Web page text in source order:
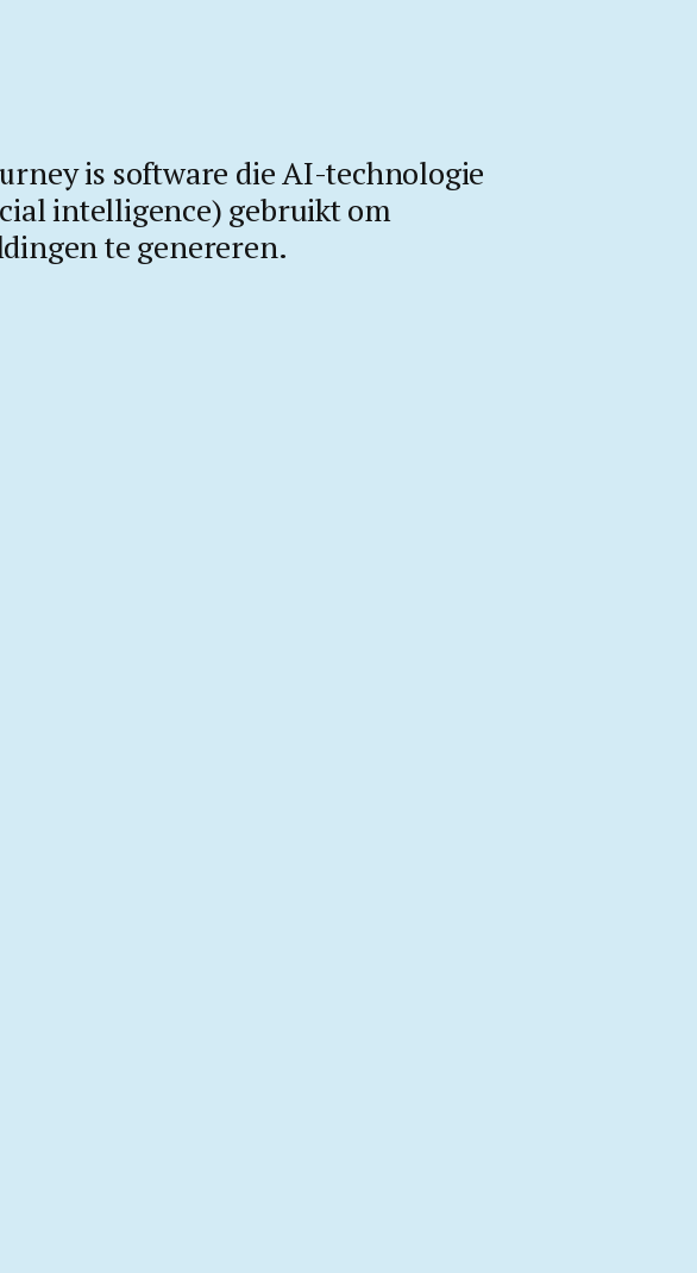
is software die AI-technologie
intelligence) gebruikt om
te genereren.